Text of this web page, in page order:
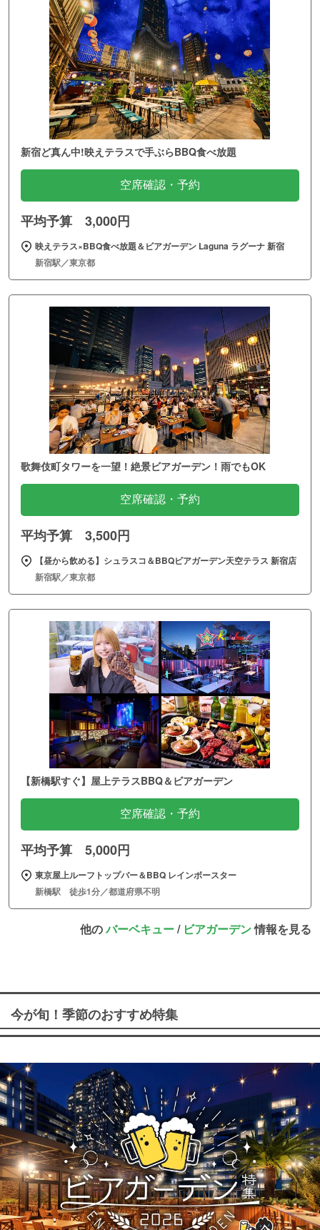
新宿ど真ん中!映えテラスで手ぶらBBQ食べ放題
空席確認・予約
平均予算 3,000円
映えテラス×BBQ食べ放題＆ビアガーデン Laguna ラグーナ 新宿
新宿駅／東京都
歌舞伎町タワーを一望！絶景ビアガーデン！雨でもOK
空席確認・予約
平均予算 3,500円
【昼から飲める】シュラスコ＆BBQビアガーデン天空テラス 新宿店
新宿駅／東京都
【新橋駅すぐ】屋上テラスBBQ＆ビアガーデン
空席確認・予約
平均予算 5,000円
東京屋上ルーフトップバー＆BBQ レインボースター
新橋駅 徒歩1分／都道府県不明
他のバーベキュー/ ビアガーデン情報を見る
今が旬！季節のおすすめ特集